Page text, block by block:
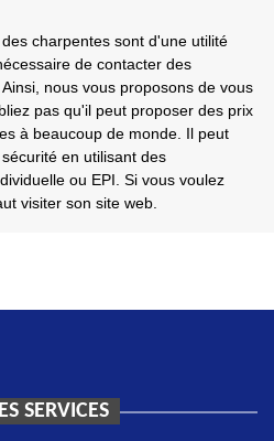
charpentes sont d'une utilité
de contacter des
nous vous proposons de vous
pas qu'il peut proposer des prix
à beaucoup de monde. Il peut
en utilisant des
ou EPI. Si vous voulez
visiter son site web.
SERVICES